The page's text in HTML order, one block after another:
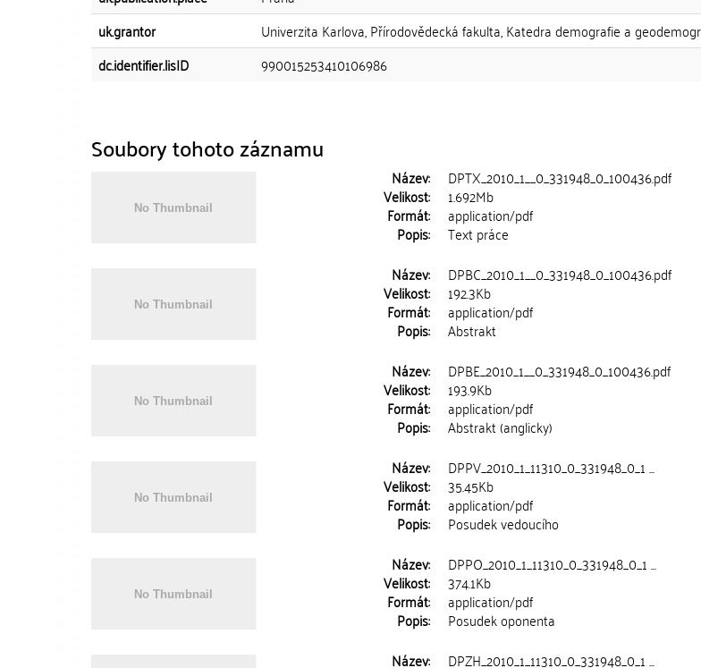
uk.grantor
Univerzita Karlova, Přírodovědecká fakulta, Katedra demografie a
dc.identifier.lisID
990015253410106986
Soubory tohoto záznamu
Název: DPTX_2010_1__0_331948_0_100436.pdf
Velikost: 1.692Mb
Formát: application/pdf
Popis: Text práce
Název: DPBC_2010_1__0_331948_0_100436.pdf
Velikost: 192.3Kb
Formát: application/pdf
Popis: Abstrakt
Název: DPBE_2010_1__0_331948_0_100436.pdf
Velikost: 193.9Kb
Formát: application/pdf
Popis: Abstrakt (anglicky)
Název: DPPV_2010_1_11310_0_331948_0_1 ...
Velikost: 35.45Kb
Formát: application/pdf
Popis: Posudek vedoucího
Název: DPPO_2010_1_11310_0_331948_0_1 ...
Velikost: 374.1Kb
Formát: application/pdf
Popis: Posudek oponenta
Název: DPZH_2010_1_11310_0_331948_0_1 ...